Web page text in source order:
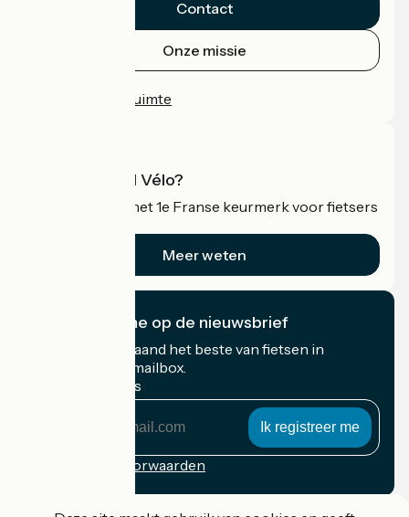
Contact
Onze missie
Professionele ruimte
Wat is Accueil Vélo?
Accueil Vélo is het 1e Franse keurmerk voor fietsers
Meer weten
Ik abonneer me op de nieuwsbrief
Ontvang elke maand het beste van fietsen in
Frankrijk in uw mailbox.
Mijn e-mailadres
Inschrijvingsvoorwaarden